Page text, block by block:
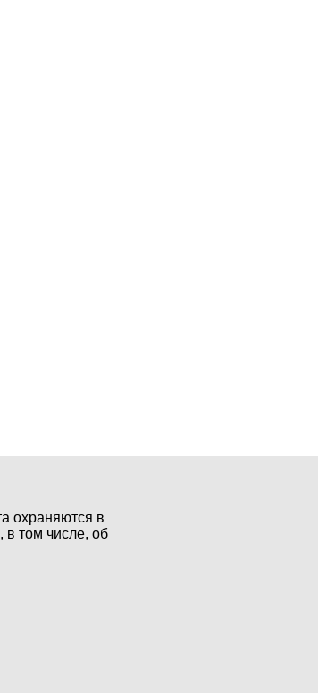
охраняются в
в том числе, об